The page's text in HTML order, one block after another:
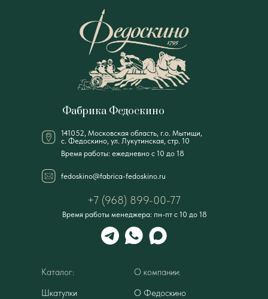
141052, Московская область, г.о. Мытищи,
с. Федоскино, ул. Лукутинская, стр. 10
Фабрика Федоскино
+7 (968) 899-00-77
Время работы: ежедневно с 10 до 18
Время работы менеджера: пн-пт с 10 до 18
Каталог:
Шкатулки
О компании:
О Федоскино
fedoskino@fabrica-fedoskino.ru